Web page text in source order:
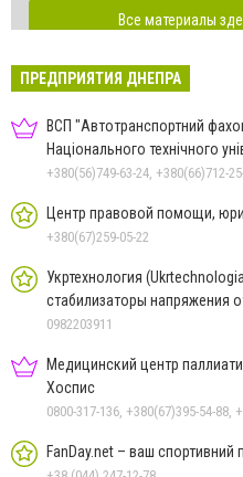
Все материалы
ПРЕДПРИЯТИЯ ДНЕПРА
ВСП "Автотранспортний
Національного технічного
"Дніпровська політехніка"
+380(56)749-63-24, +380(66)712-
Центр правовой помощи,
+380(67)259-05-22
Укртехнология
стабилизаторы напряжения
дилера
0982203911
Медицинский центр
Хоспис
0800-317-136, +380(67)395-54-88,
FanDay.net – ваш спортивний